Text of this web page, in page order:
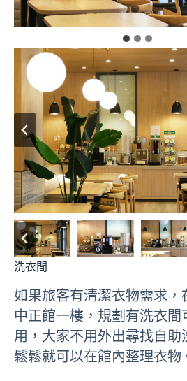
洗衣間
如果旅客有清潔衣物需求，
中正館一樓，規劃有洗衣間
用，大家不用外出尋找自助
鬆鬆就可以在館內整理衣物